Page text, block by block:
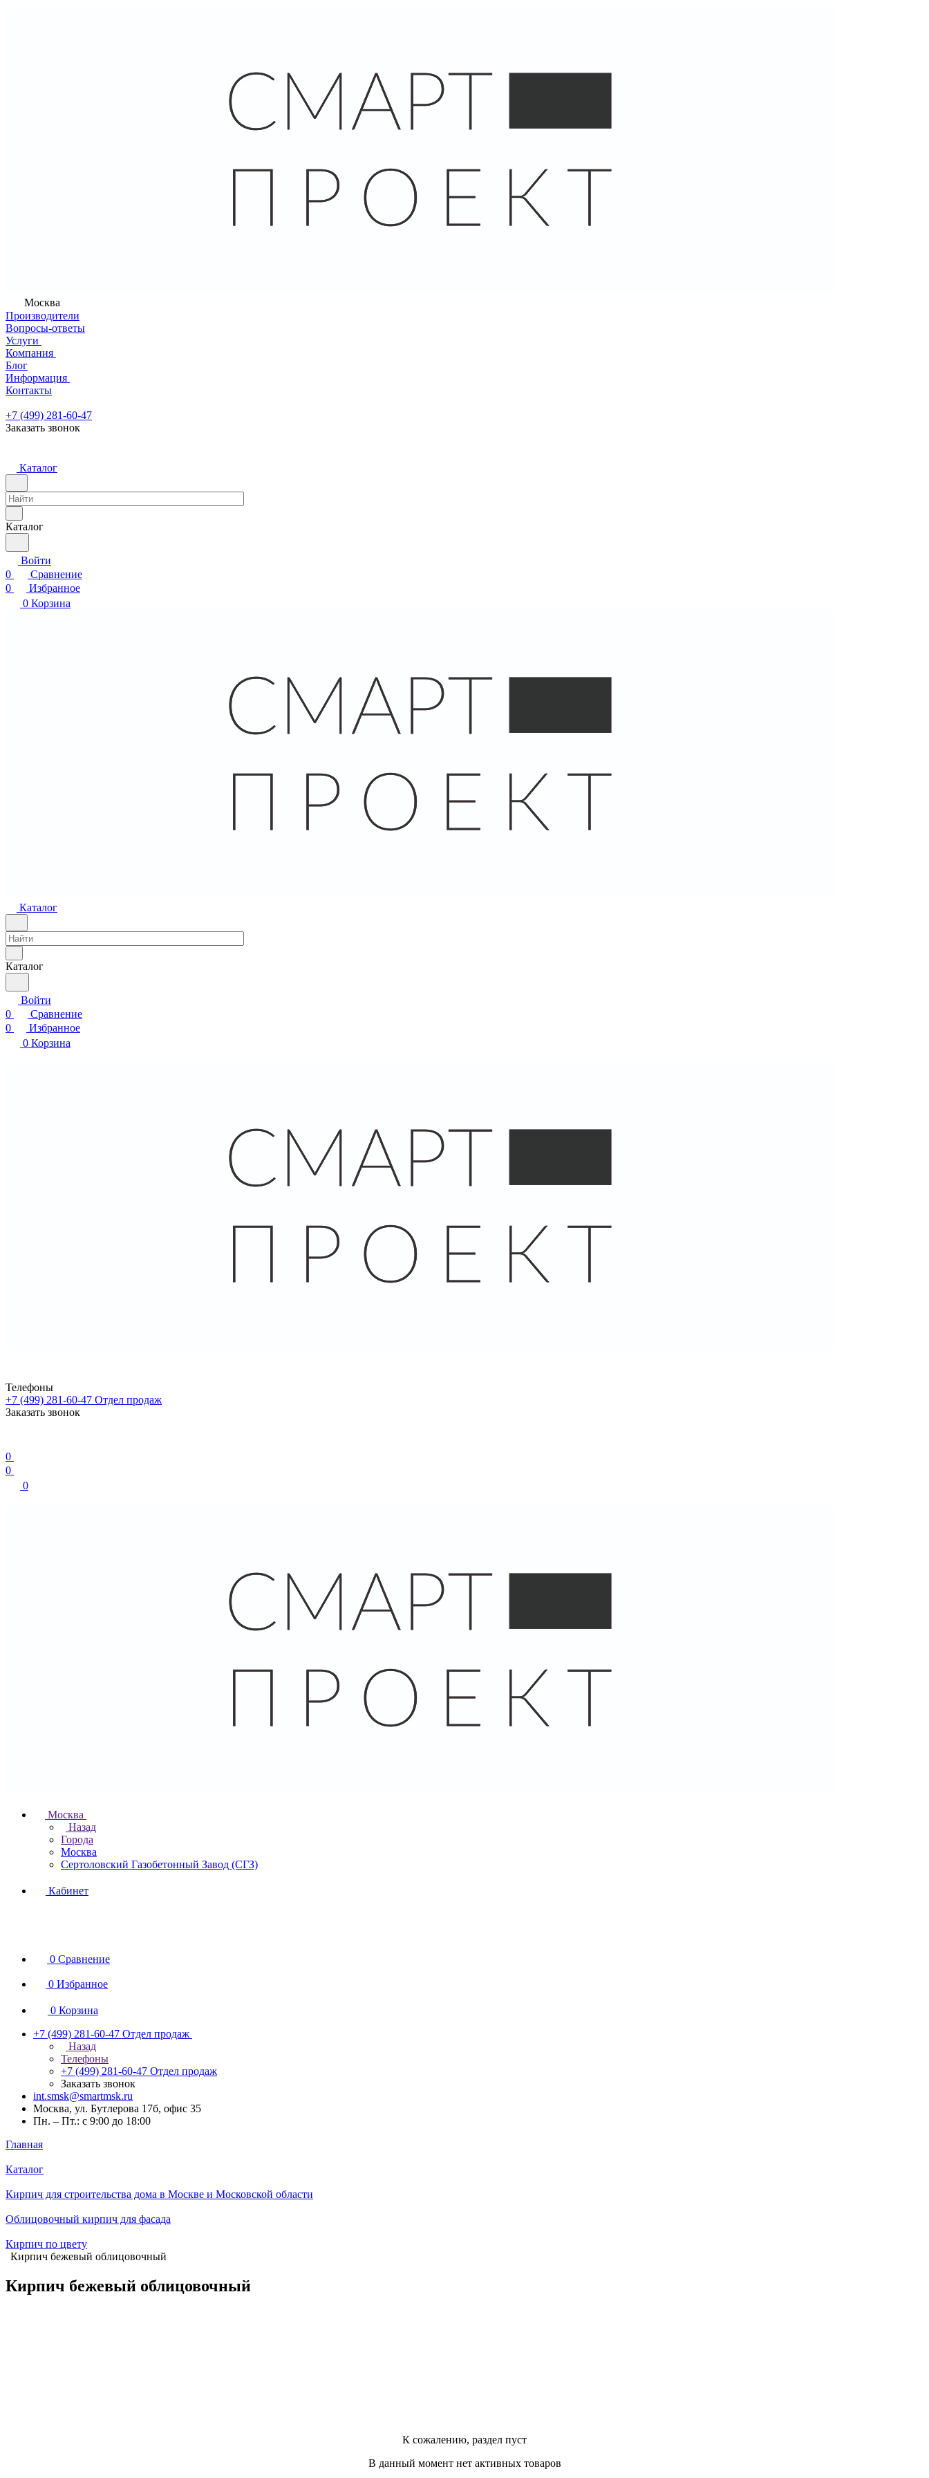
Москва
Производители
Вопросы-ответы
Услуги
Компания
Блог
Информация
Контакты
+7 (499) 281-60-47
Заказать звонок
Каталог
Каталог
Войти
0
Сравнение
0
Избранное
0 Корзина
Каталог
Каталог
Войти
0
Сравнение
0
Избранное
0 Корзина
Телефоны
+7 (499) 281-60-47 Отдел продаж
Заказать звонок
0
0
0
Москва
Назад
Города
Москва
Сертоловский Газобетонный Завод (СГЗ)
Кабинет
0 Сравнение
0 Избранное
0 Корзина
+7 (499) 281-60-47 Отдел продаж
Назад
Телефоны
+7 (499) 281-60-47 Отдел продаж
Заказать звонок
int.smsk@smartmsk.ru
Москва, ул. Бутлерова 17б, офис 35
Пн. – Пт.: с 9:00 до 18:00
Главная
Каталог
Кирпич для строительства дома в Москве и Московской области
Облицовочный кирпич для фасада
Кирпич по цвету
Кирпич бежевый облицовочный
Кирпич бежевый облицовочный
К сожалению, раздел пуст
В данный момент нет активных товаров